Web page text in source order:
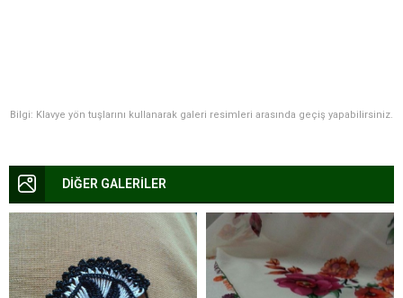
Bilgi: Klavye yön tuşlarını kullanarak galeri resimleri arasında geçiş yapabilirsiniz.
DİĞER GALERİLER